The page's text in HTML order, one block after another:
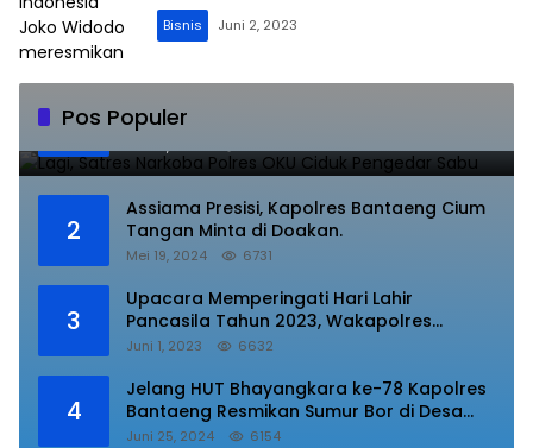
Bisnis Juni 2, 2023
Pos Populer
1
Pengedar Sabu
2
Assiama Presisi, Kapolres Bantaeng Cium
Tangan Minta di Doakan.
Mei 19, 2024 6731
3
Upacara Memperingati Hari Lahir
Pancasila Tahun 2023, Wakapolres
Lampung Utara Bacakan Amanat Kepala
Juni 1, 2023 6632
4
Jelang HUT Bhayangkara ke-78 Kapolres
Bantaeng Resmikan Sumur Bor di Desa
Kaloling Bantaeng
Juni 25, 2024 6154